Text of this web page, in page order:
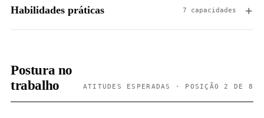
Habilidades práticas 7 capacidades
Postura no
trabalho
ATITUDES ESPERADAS · POSIÇÃO 2 DE 8